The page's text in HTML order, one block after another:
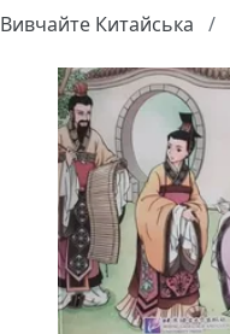
Вивчайте Китайська